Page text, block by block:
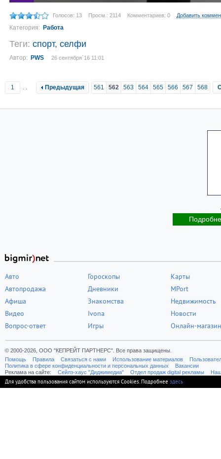
Голосов: 13 Просм.: 2114 Комментариев: 0 Добавить
Категория: Работа
Теги: спорт, селфи
Автор: PWS 26 сентября´16 11:01
1 .. Предыдущая 561 562 563 564 565 566 567 568
Авто
Автопродажа
Афиша
Видео
Вопрос-ответ
Гороскопы
Дневники
Знакомства
Ivona
Игры
Карты
MPort
Недвижимость
Новости
Онлайн-магазин
© 2000-2026, ООО "КЕПРЕЙТ ПАРТНЕРС". Все права защищены.
Помощь
Правила Связаться с нами Использование материалов
Политика в сфере конфиденциальности и персональных данных
Вакансии
Реклама на сайте:
Cейлз-хаус "Диджимедиа" Отдел продаж digital рекламы
Для удобства пользования сайтом используются Cookies. Подробнее здесь